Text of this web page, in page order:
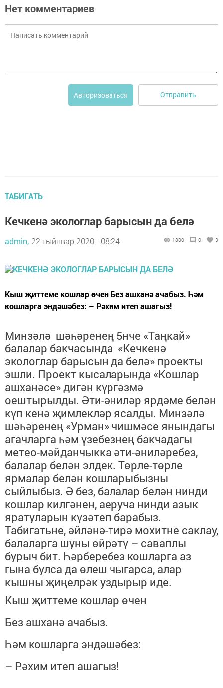
Нет комментариев
Авторизоваться Отправить
ТАБИГАТЬ
Кечкенә экологлар барысын да белә
admin, 22 гыйнвар 2020 - 08:24 1880 0 3
Кыш җиттеме кошлар өчен Без ашханә ачабыз. Һәм
кошларга эндәшәбез: – Рәхим итеп ашагыз!
Минзәлә шәһәренең 5нче «Таңкай»
балалар бакчасында «Кечкенә
экологлар барысын да белә» проекты
эшли. Проект кысаларында «Кошлар
ашханәсе» дигән күргәзмә
оештырылды. Әти-әниләр ярдәме белән
күп кенә җимлекләр ясалды. Минзәлә
шәһәренең «Урман» чишмәсе янындагы
агачларга һәм үзебезнең бакчадагы
метео-мәйданчыкка әти-әниләребез,
балалар белән элдек. Төрле-төрле
ярмалар белән кошларыбызны
сыйлыбыз. Ә без, балалар белән нинди
кошлар килгәнен, аеруча нинди азык
яратуларын күзәтеп барабыз.
Табигатьне, әйләнә-тирә мохитне саклау,
балаларга шуны өйрәтү – саваплы
бурыч бит. Һәрберебез кошларга аз
гына булса да өлеш чыгарса, алар
кышны җиңелрәк уздырыр иде.
Кыш җиттеме кошлар өчен
Без ашханә ачабыз.
Һәм кошларга эндәшәбез:
– Рәхим итеп ашагыз!